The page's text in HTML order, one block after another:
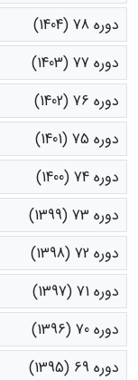
دوره 78 (1404)
دوره 77 (1403)
دوره 76 (1402)
دوره 75 (1401)
دوره 74 (1400)
دوره 73 (1399)
دوره 72 (1398)
دوره 71 (1397)
دوره 70 (1396)
دوره 69 (1395)